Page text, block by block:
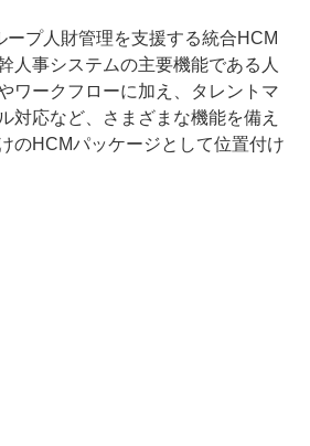
プ人財管理を支援する統合HCM
人事システムの主要機能である人
ワークフローに加え、タレントマ
対応など、さまざまな機能を備え
のHCMパッケージとして位置付け